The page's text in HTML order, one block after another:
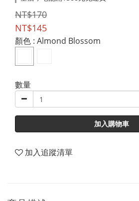
NT$170
NT$145
顏色 : Almond Blossom
數量
加入購物車
加入追蹤清單